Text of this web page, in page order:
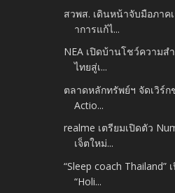
สวพส. เดินหน้าจับมือภา
าการแก้ไ...
NEA เปิดบ้านโชว์ความส
ไทยสู่เ...
ตลาดหลักทรัพย์ฯ จัดเวิร์ก
Actio...
realme เตรียมเปิดตัว
เจ็ตใหม่...
“Sleep coach
“Holi...